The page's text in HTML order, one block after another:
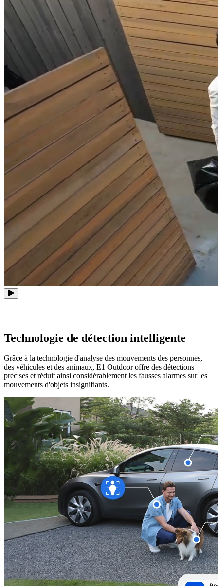
Technologie de détection intelligente
Grâce à la technologie d'analyse des mouvements des personnes,
des véhicules et des animaux, E1 Outdoor offre des détections
précises et réduit ainsi considérablement les fausses alarmes sur les
mouvements d'objets insignifiants.